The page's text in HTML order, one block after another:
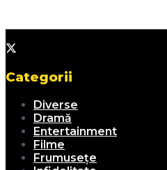
Categorii
Diverse
Dramă
Entertainment
Filme
Frumusețe